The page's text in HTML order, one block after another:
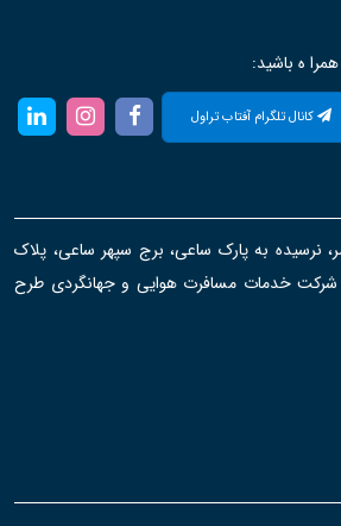
ه باشید:
کانال تلگرام آفتاب تراول
نرسیده به پارک ساعی، برج سپهر ساعی، پلاک
طبقه اول، واحد ۱۰، شرکت خدمات مسافرت هوایی و جهانگردی طرح